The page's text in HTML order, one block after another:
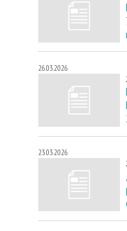
26.03.2026
23.03.2026